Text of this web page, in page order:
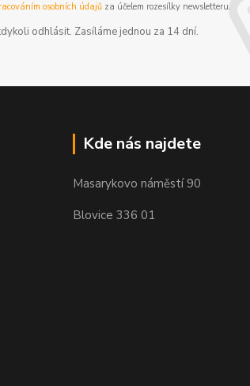
osobních údajůza účelem rozesílky newsletteru.
odhlásit. Zasíláme jednou za 14 dní.
Kde nás najdete
Masarykovo náměstí 90
Blovice 336 01